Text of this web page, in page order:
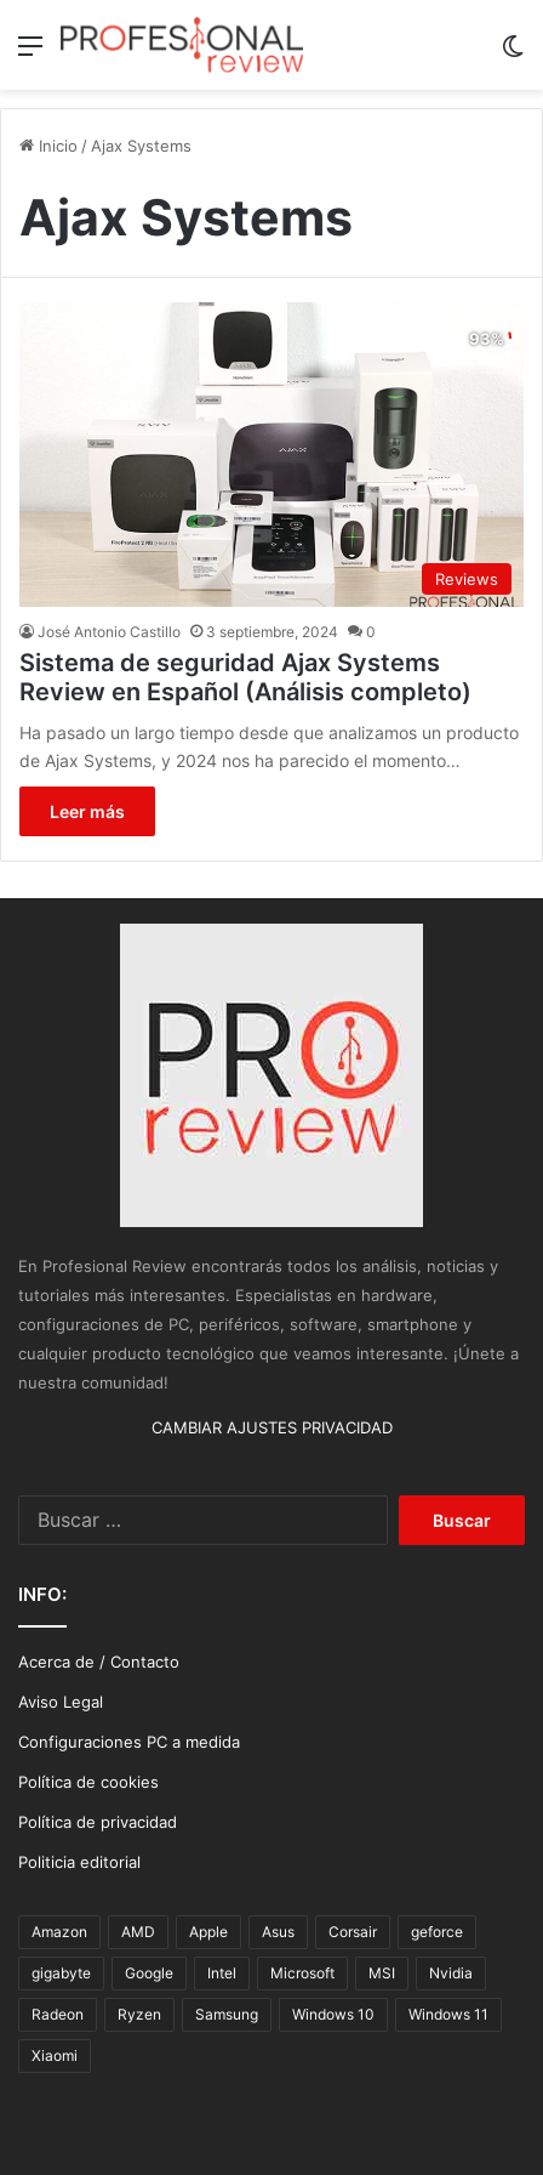
Menú
Inicio /Ajax Systems
Ajax Systems
Reviews
José Antonio Castillo 3 septiembre, 2024 0
Sistema de seguridad Ajax Systems
Review en Español (Análisis completo)
Ha pasado un largo tiempo desde que analizamos un producto
de Ajax Systems, y 2024 nos ha parecido el momento…
Leer más
En Profesional Review encontrarás todos los análisis, noticias y
tutoriales más interesantes. Especialistas en hardware,
configuraciones de PC, periféricos, software, smartphone y
cualquier producto tecnológico que veamos interesante. ¡Únete a
nuestra comunidad!
CAMBIAR AJUSTES PRIVACIDAD
INFO:
Acerca de / Contacto
Aviso Legal
Configuraciones PC a medida
Política de cookies
Política de privacidad
Politicia editorial
Amazon AMD Apple Asus Corsair geforce
gigabyte Google Intel Microsoft MSI Nvidia
Radeon Ryzen Samsung Windows 10 Windows 11
Xiaomi